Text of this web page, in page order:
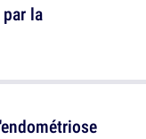
la